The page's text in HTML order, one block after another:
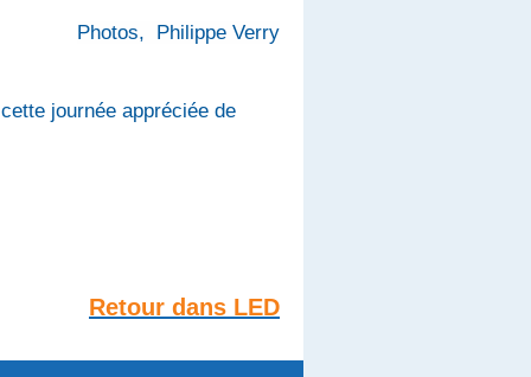
Photos, Philippe Verry
journée appréciée de
Retour dans LED